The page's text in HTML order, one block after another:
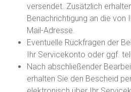
versendet. Zusätzlich
Benachrichtigung an die von
Mail-Adresse.
Eventuelle Rückfragen der
Ihr Servicekonto oder ggf.
Nach abschließender
erhalten Sie den Bescheid